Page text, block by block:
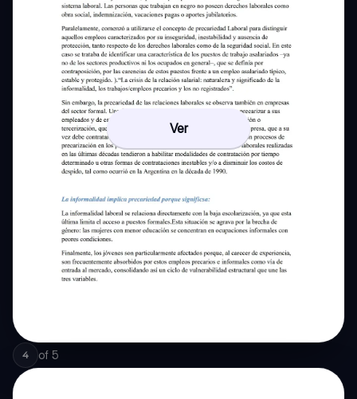
Ver
4 of 5